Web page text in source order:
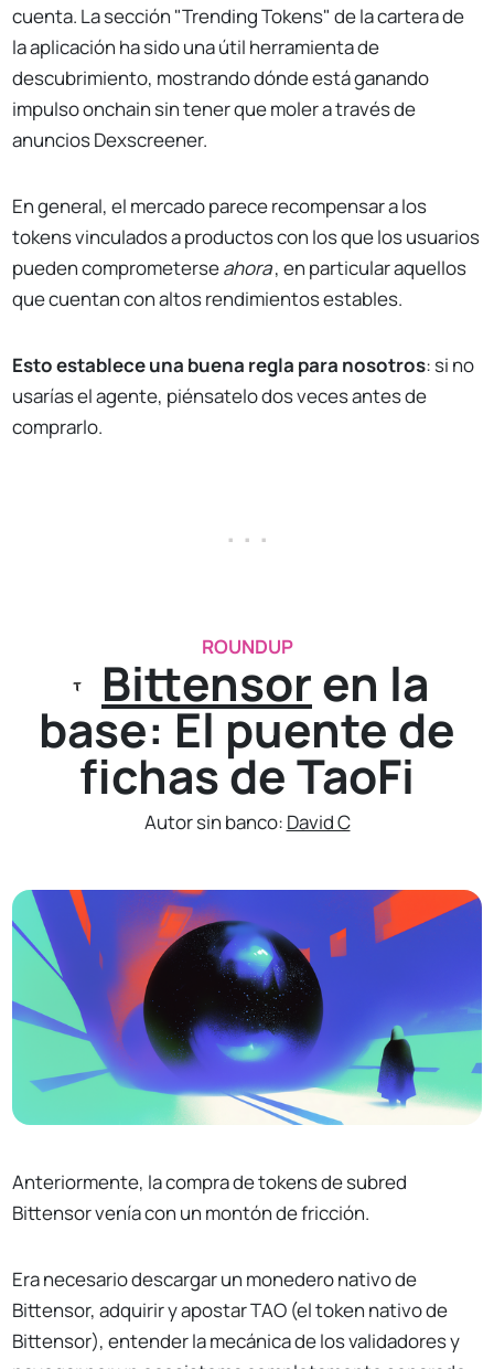
cuenta. La sección "Trending Tokens" de la cartera de
la aplicación ha sido una útil herramienta de
descubrimiento, mostrando dónde está ganando
impulso onchain sin tener que moler a través de
anuncios Dexscreener.
En general, el mercado parece recompensar a los
tokens vinculados a productos con los que los usuarios
pueden comprometerseahora, en particular aquellos
que cuentan con altos rendimientos estables.
Esto establece una buena regla para nosotros: si no
usarías el agente, piénsatelo dos veces antes de
comprarlo.
. . .
ROUNDUP
Bittensoren la
base: El puente de
fichas de TaoFi
Autor sin banco: David C
Anteriormente, la compra de tokens de subred
Bittensor venía con un montón de fricción.
Era necesario descargar un monedero nativo de
Bittensor, adquirir y apostar TAO (el token nativo de
Bittensor), entender la mecánica de los validadores y